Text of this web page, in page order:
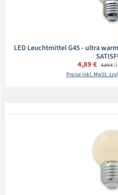
LED Leuchtmittel G45 - ultra
4,89 € 6,09 €
Preise inkl. MwSt.